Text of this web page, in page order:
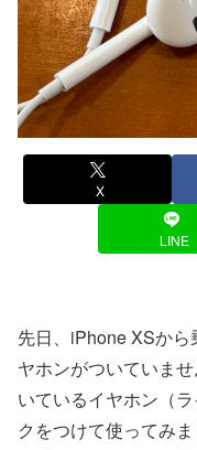
X
LINE
先日、iPhone XSか
ヤホンがついていま
いているイヤホン（
クをつけて使ってみ